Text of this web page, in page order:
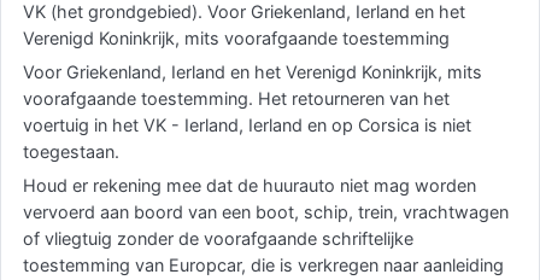
VK (het grondgebied). Voor Griekenland, Ierland en het
Verenigd Koninkrijk, mits voorafgaande toestemming
Voor Griekenland, Ierland en het Verenigd Koninkrijk, mits
voorafgaande toestemming. Het retourneren van het
voertuig in het VK - Ierland, Ierland en op Corsica is niet
toegestaan.
Houd er rekening mee dat de huurauto niet mag worden
vervoerd aan boord van een boot, schip, trein, vrachtwagen
of vliegtuig zonder de voorafgaande schriftelijke
toestemming van Europcar, die is verkregen naar aanleiding